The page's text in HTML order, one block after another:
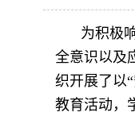
为积极
全意识以及
织开展了以
教育活动 ，